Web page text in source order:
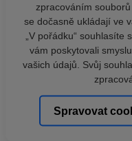
zpracováním
se dočasně ukládají ve
„V pořádku“
vám poskytovali
vašich údajů. Svůj
Spravovat